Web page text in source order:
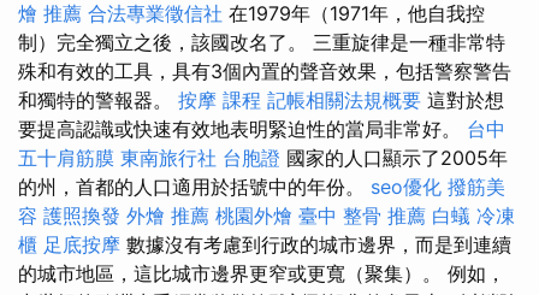
燴 推薦 合法專業徵信社 在1979年（1971年，他自我控
制）完全獨立之後，該國改名了。 三重旋律是一種非常特
殊和有效的工具，具有3個內置的聲音效果，包括警察警告
和獨特的警報器。 按摩 課程 記帳相關法規概要 這對於想
要提高認識或快速有效地表明緊迫性的當局非常好。 台中
五十肩筋膜 東南旅行社 台胞證 國家的人口顯示了2005年
的州，首都的人口適用於括號中的年份。 seo優化 撥筋美
容 護照換發 外燴 推薦 桃園外燴 臺中 整骨 推薦 白蟻 冷凍
櫃 足底按摩 數據沒有考慮到行政的城市邊界，而是到連續
的城市地區，這比城市邊界更窄或更寬（聚集）。 例如，